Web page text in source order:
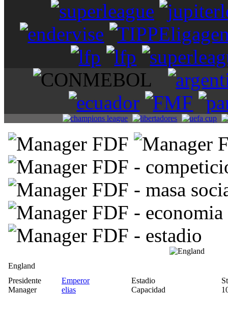
England
Presidente
Emperor Estadio
Manager
elias Capacidad